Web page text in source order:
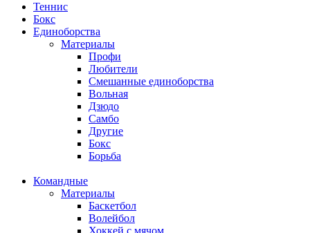
Теннис
Бокс
Единоборства
Материалы
Профи
Любители
Смешанные единоборства
Вольная
Дзюдо
Самбо
Другие
Бокс
Борьба
Командные
Материалы
Баскетбол
Волейбол
Хоккей с мячом